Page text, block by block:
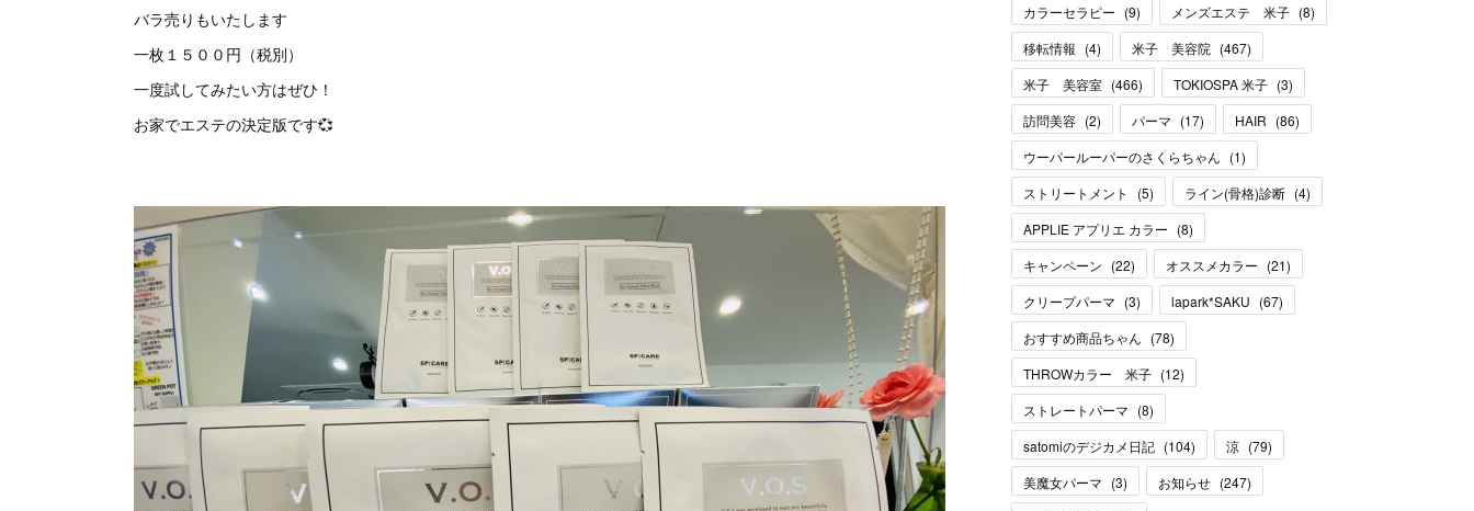
バラ売りもいたします
一枚１５００円（税別）
一度試してみたい方はぜひ！
お家でエステの決定版です💞
カラーセラピー (9) メンズエステ 米子 (8)
移転情報 (4) 米子 美容院 (467)
米子 美容室 (466) TOKIOSPA 米子 (3)
訪問美容 (2) パーマ (17) HAIR (86)
ウーパールーパーのさくらちゃん (1)
ストリートメント
(5) ライン(骨格)診断 (4)
APPLIE アプリエ カラー (8)
キャンペーン (22) オススメカラー (21)
クリープパーマ (3) lapark*SAKU (67)
おすすめ商品ちゃん (78)
THROWカラー 米子 (12)
ストレートパーマ (8)
satomiのデジカメ日記 (104) 涼 (79)
美魔女パーマ (3) お知らせ (247)